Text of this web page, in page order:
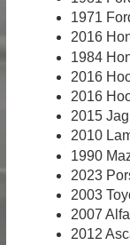
1971
2016
1984
2016
2016
2015
2010
1990
2023
2003
2007
2012